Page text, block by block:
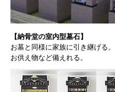
【納骨堂の室内型墓石】
お墓と同様に家族に引き継げる。
お供え物など備えれる。